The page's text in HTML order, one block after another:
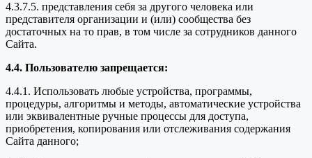
4.3.7.5. представления себя за другого человека или
представителя организации и (или) сообщества без
достаточных на то прав, в том числе за сотрудников данного
Сайта.
4.4. Пользователю запрещается:
4.4.1. Использовать любые устройства, программы,
процедуры, алгоритмы и методы, автоматические устройства
или эквивалентные ручные процессы для доступа,
приобретения, копирования или отслеживания содержания
Сайта данного;